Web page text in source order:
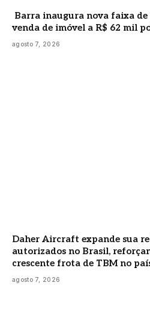
Barra inaugura nova faixa
venda de imóvel a R$ 62 mil
agosto 7, 2026
Daher Aircraft expande sua
autorizados no Brasil,
crescente frota de TBM no
agosto 7, 2026